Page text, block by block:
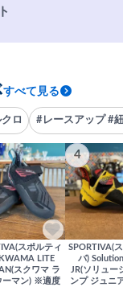
すべて見る
ロ #レースアップ #
スポルティ
LITE
スクワマ ラ
ーマン) ※適度
4
SPORTIVA(
バ)
JR(ソリュー
ンプ ジュニ